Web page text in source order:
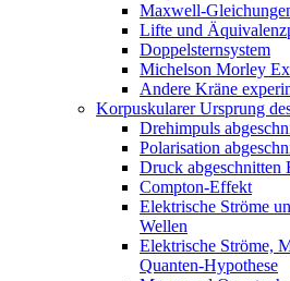
Maxwell-
Lifte und
Doppelsternsystem
Michelson Morley
Andere Kräne
Korpuskularer Ursprung
Drehimpuls
Polarisation
Druck abgeschnitten
Compton-Effekt
Elektrische Ströme
Wellen
Elektrische Ströme,
Quanten-Hypothese